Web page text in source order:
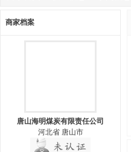
商家档案
唐山海明煤炭有限责任公司
河北省 唐山市